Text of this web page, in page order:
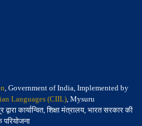
, Government of India, Implemented by
Languages (CIIL), Mysuru
कार्यान्वित, शिक्षा मंत्रालय, भारत सरकार की
परियोजना